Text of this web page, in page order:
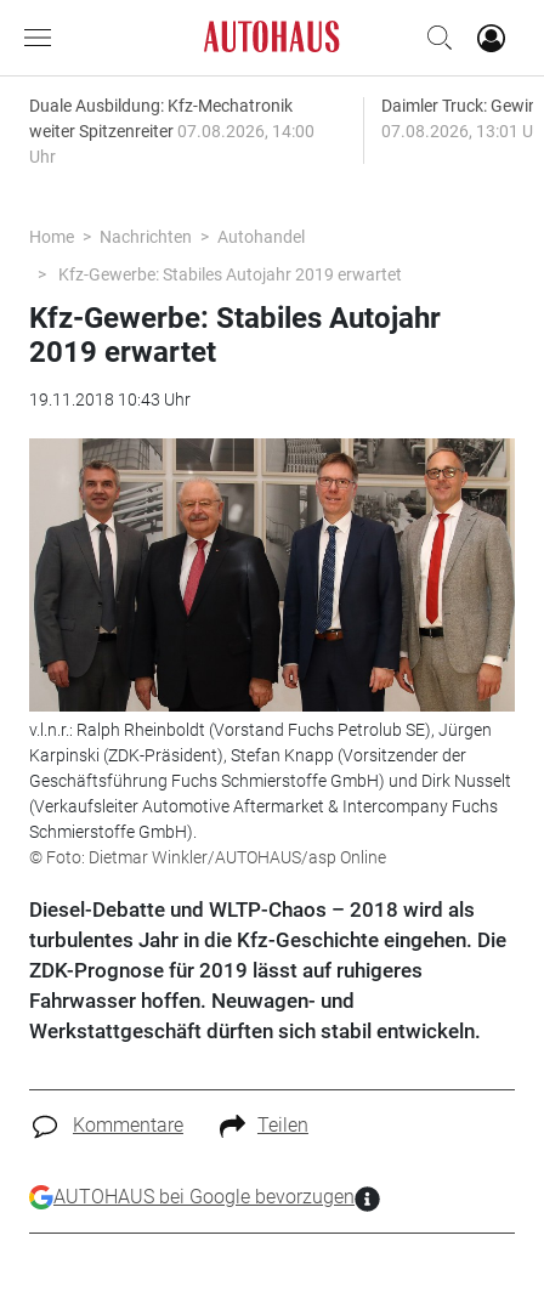
Duale Ausbildung: Kfz-Mechatronik
weiter Spitzenreiter 07.08.2026, 14:00
Uhr
Daimler Truck:
07.08.2026, 13:01
Home Nachrichten
Autohandel
Kfz-Gewerbe: Stabiles Autojahr 2019 erwartet
Kfz-Gewerbe: Stabiles Autojahr
2019 erwartet
19.11.2018 10:43 Uhr
v.l.n.r.: Ralph Rheinboldt (Vorstand Fuchs Petrolub SE), Jürgen
Karpinski (ZDK-Präsident), Stefan Knapp (Vorsitzender der
Geschäftsführung Fuchs Schmierstoffe GmbH) und Dirk Nusselt
(Verkaufsleiter Automotive Aftermarket & Intercompany Fuchs
Schmierstoffe GmbH).
© Foto: Dietmar Winkler/AUTOHAUS/asp Online
Diesel-Debatte und WLTP-Chaos – 2018 wird als
turbulentes Jahr in die Kfz-Geschichte eingehen. Die
ZDK-Prognose für 2019 lässt auf ruhigeres
Fahrwasser hoffen. Neuwagen- und
Werkstattgeschäft dürften sich stabil entwickeln.
Kommentare Teilen
AUTOHAUS bei Google bevorzugen